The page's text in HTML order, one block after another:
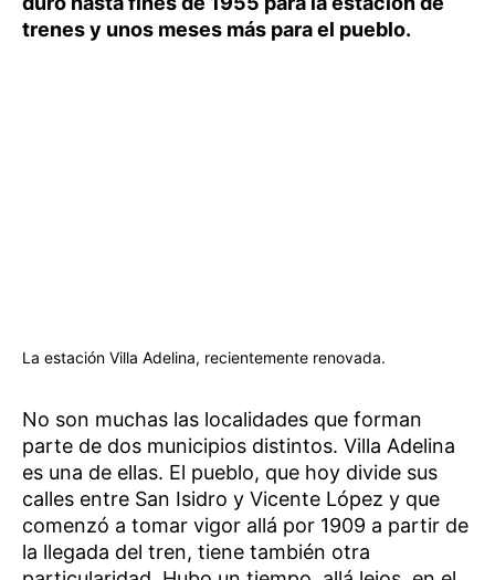
trenes y unos meses más para el pueblo.
La estación Villa Adelina, recientemente renovada.
No son muchas las localidades que forman
parte de dos municipios distintos. Villa Adelina
es una de ellas. El pueblo, que hoy divide sus
calles entre San Isidro y Vicente López y que
comenzó a tomar vigor allá por 1909 a partir de
la llegada del tren, tiene también otra